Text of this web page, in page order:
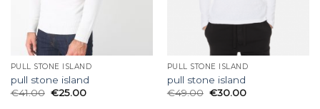
PULL STONE ISLAND
pull stone island
€41.00 €25.00
PULL STONE ISLAND
pull stone island
€49.00 €30.00